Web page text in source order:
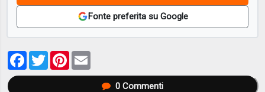
Fonte preferita su Google
Facebook
TwitterPinterest
0Commenti